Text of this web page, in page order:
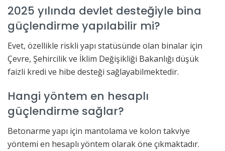
2025 yılında devlet desteğiyle bina
güçlendirme yapılabilir mi?
Evet, özellikle riskli yapı statüsünde olan binalar için
Çevre, Şehircilik ve İklim Değişikliği Bakanlığı düşük
faizli kredi ve hibe desteği sağlayabilmektedir.
Hangi yöntem en hesaplı
güçlendirme sağlar?
Betonarme yapı için mantolama ve kolon takviye
yöntemi en hesaplı yöntem olarak öne çıkmaktadır.